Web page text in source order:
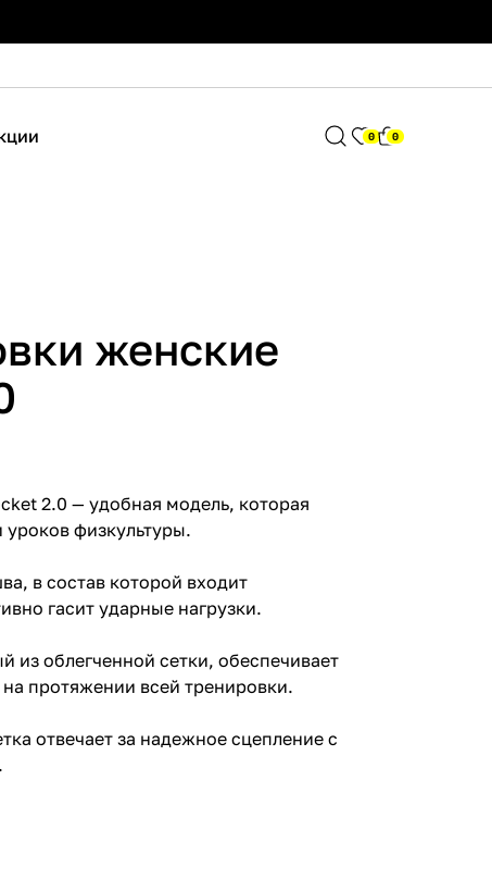
0 0
женские
2.0 — удобная модель, которая
физкультуры.
в состав которой входит
гасит ударные нагрузки.
из облегченной сетки, обеспечивает
протяжении всей тренировки.
отвечает за надежное сцепление с